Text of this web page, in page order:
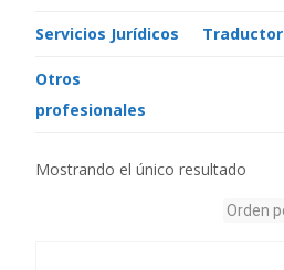
Servicios Jurídicos Traductor
Otros
profesionales
Mostrando el único resultado